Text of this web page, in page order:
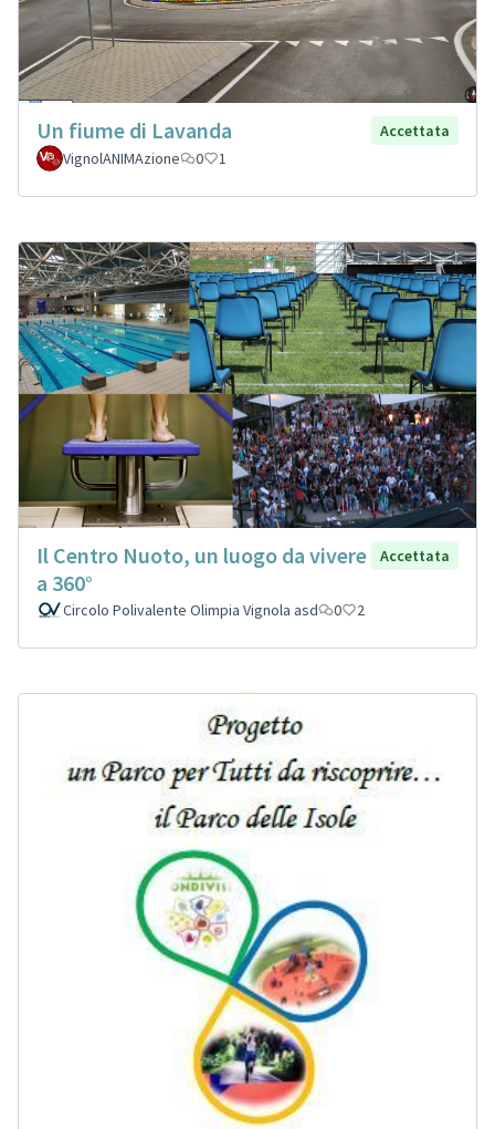
Un fiume di Lavanda
Accettata
VignolANIMAzione
0 1
Il Centro Nuoto, un luogo da vivere
a 360°
Accettata
Circolo Polivalente Olimpia Vignola asd 0 2